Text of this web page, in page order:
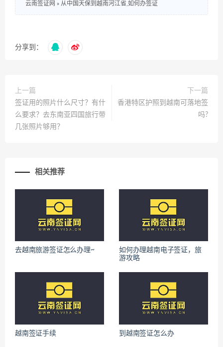
云南签证网 » 从中国天保到越南河江省,如何办签证
分享到：
上一篇
签证用的照片什么尺寸？有什
么要求？去东南亚四国旅行带
几张照片够用？
下一篇
香港特区护照到越南可落地签
吗?
相关推荐
去越南旅游签证怎么办理~
如何办理越南电子签证，旅
游攻略
越南签证手续 到越南签证怎么办